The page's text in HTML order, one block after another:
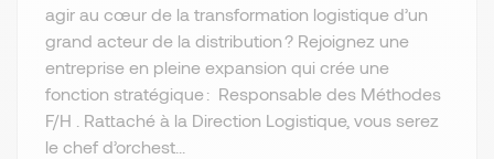
agir au cœur de la transformation logistique d’un
grand acteur de la distribution ? Rejoignez une
entreprise en pleine expansion qui crée une
fonction stratégique : Responsable des Méthodes
F/H . Rattaché à la Direction Logistique, vous serez
le chef d’orchest...